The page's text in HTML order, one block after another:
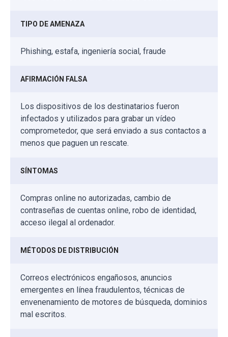
TIPO DE AMENAZA
Phishing, estafa, ingeniería social, fraude
AFIRMACIÓN FALSA
Los dispositivos de los destinatarios fueron
infectados y utilizados para grabar un vídeo
comprometedor, que será enviado a sus contactos a
menos que paguen un rescate.
SÍNTOMAS
Compras online no autorizadas, cambio de
contraseñas de cuentas online, robo de identidad,
acceso ilegal al ordenador.
MÉTODOS DE DISTRIBUCIÓN
Correos electrónicos engañosos, anuncios
emergentes en línea fraudulentos, técnicas de
envenenamiento de motores de búsqueda, dominios
mal escritos.